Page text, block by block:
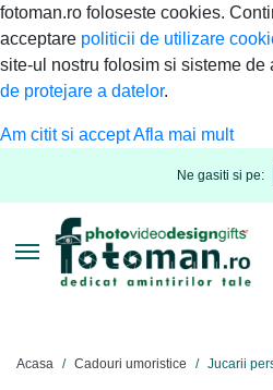
fotoman.ro foloseste cookies.
acceptare politicii de utilizare
site-ul nostru folosim si sisteme
de protejare a datelor.
Am citit si acceptAfla mai mult
Ne gasiti si pe:
Toggle navigation
Acasa Cadouri umoristice Jucarii